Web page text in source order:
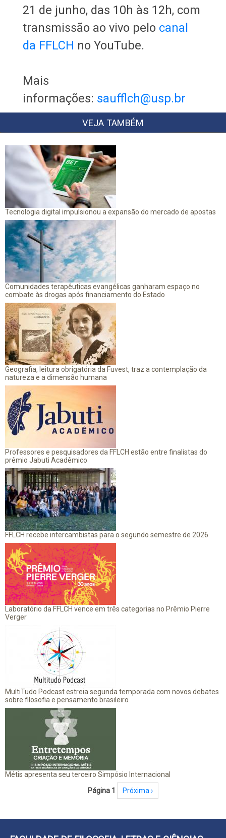
21 de junho, das 10h às 12h, com
transmissão ao vivo pelo canal
da FFLCH no YouTube.
Mais
informações: saufflch@usp.br
VEJA TAMBÉM
Tecnologia digital impulsionou a expansão do mercado de apostas
Comunidades terapêuticas evangélicas ganharam espaço no
combate às drogas após financiamento do Estado
Geografia, leitura obrigatória da Fuvest, traz a contemplação da
natureza e a dimensão humana
Professores e pesquisadores da FFLCH estão entre finalistas do
prêmio Jabuti Acadêmico
FFLCH recebe intercambistas para o segundo semestre de 2026
Laboratório da FFLCH vence em três categorias no Prêmio Pierre
Verger
MultiTudo Podcast estreia segunda temporada com novos debates
sobre filosofia e pensamento brasileiro
Métis apresenta seu terceiro Simpósio Internacional
Página 1 Próxima página
Próxima ›